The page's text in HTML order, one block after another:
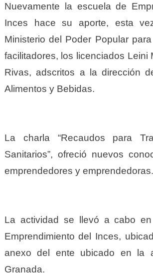
Nuevamente la escuela de
Inces hace su aporte, esta
Ministerio del Poder Popular
facilitadores, los licenciados Leini
Rivas, adscritos a la dirección
Alimentos y Bebidas.
La charla “Recaudos para
Sanitarios”, ofreció nuevos
emprendedores y emprendedoras.
La actividad se llevó a cabo
Emprendimiento del Inces,
anexo del ente ubicado en la
Granada.